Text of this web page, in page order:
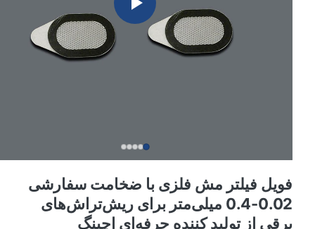
فویل فیلتر مش فلزی با ضخامت سفارشی
0.02-0.4 میلی‌متر برای ریش‌تراش‌های
برقی از تولید کننده حرفه‌ای اچینگ